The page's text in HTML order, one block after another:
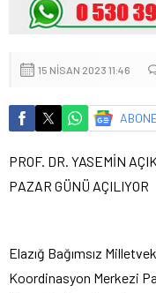
15 NISAN 2023 11:46
PROF. DR. YASEMİN
PAZAR GÜNÜ AÇILIYOR
Elazığ Bağımsız
Koordinasyon Merkezi